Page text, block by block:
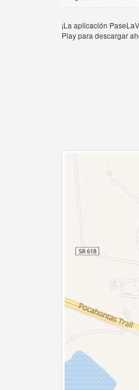
¡La aplicación
Play para descargar